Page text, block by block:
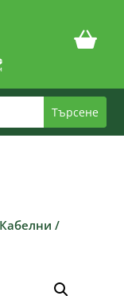
Кабелни /